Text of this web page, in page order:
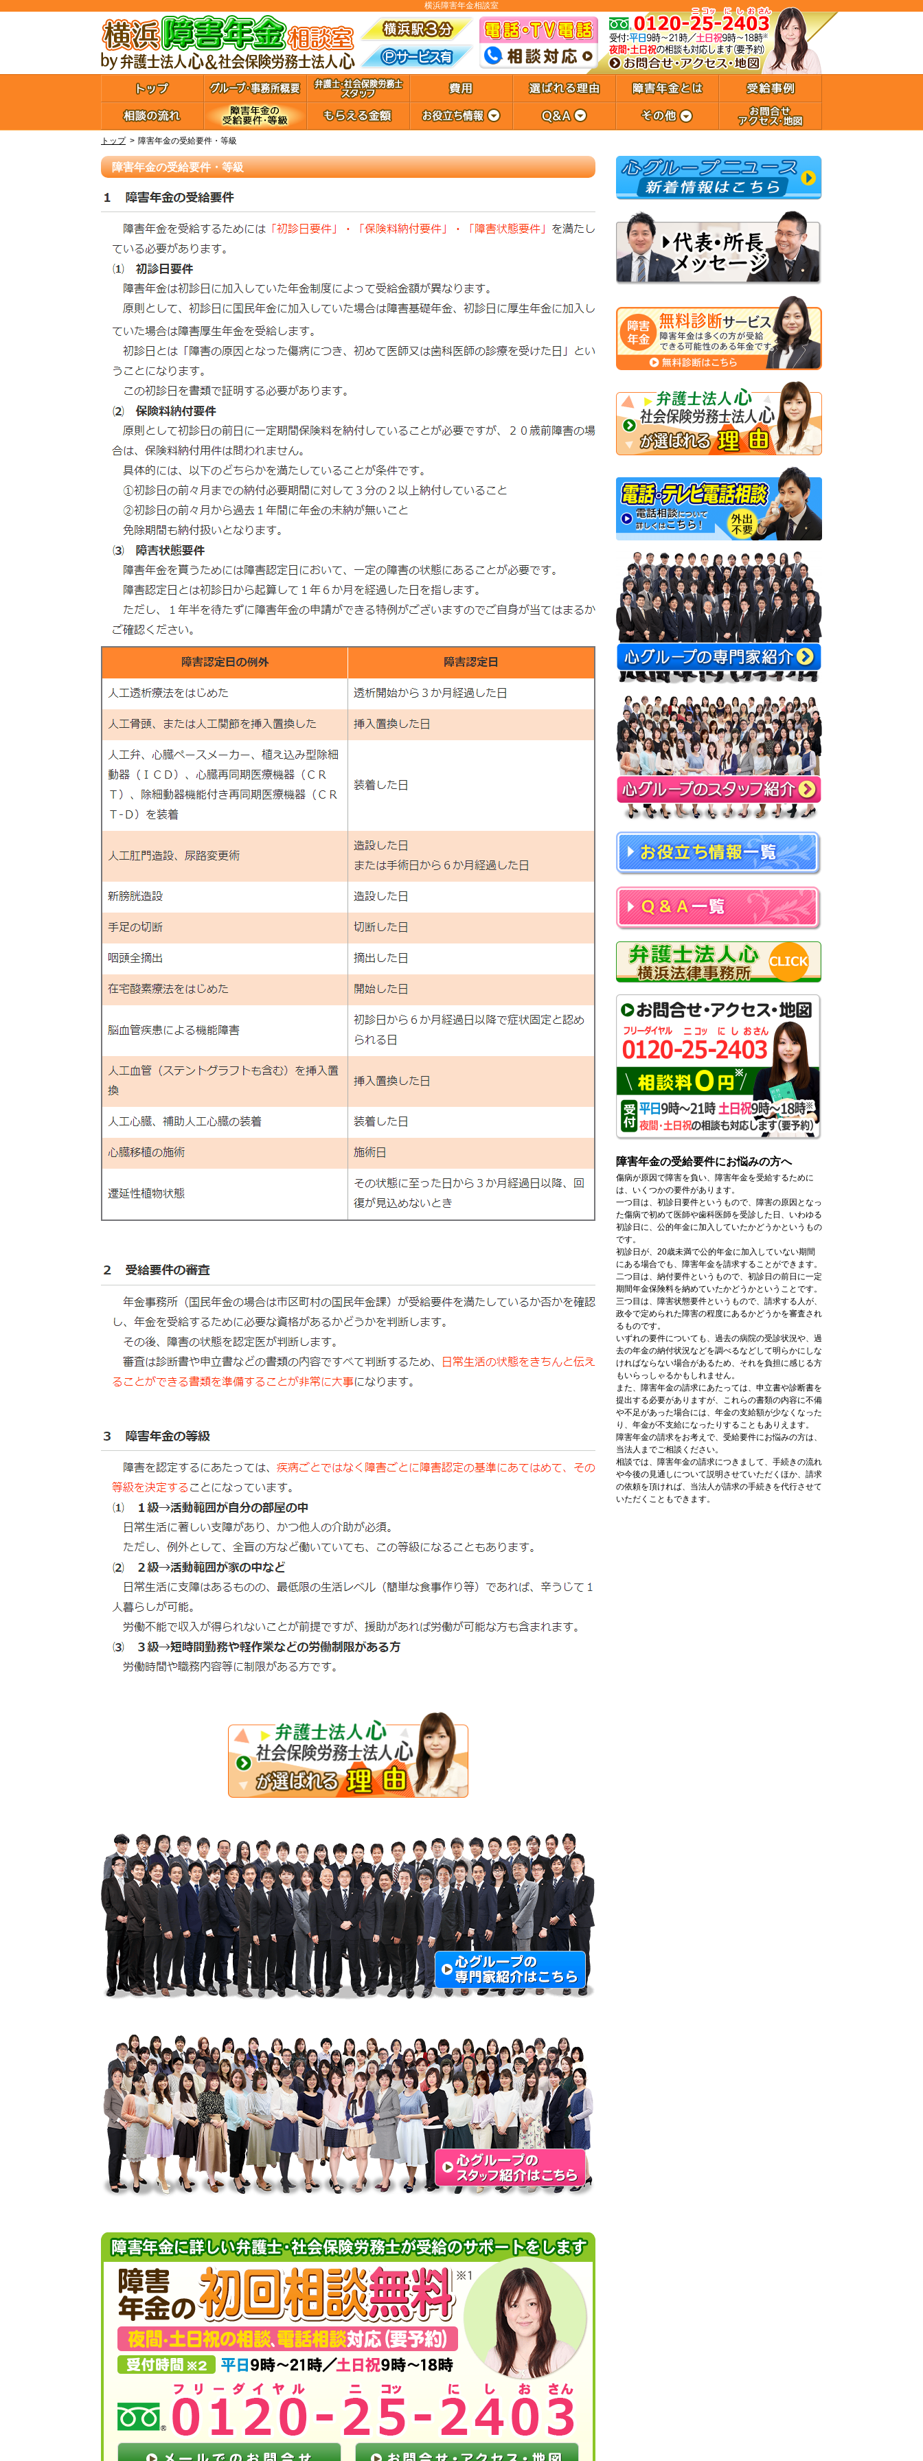
横浜障害年金相談室
トップ 障害年金の受給要件・等級
障害年金の受給要件・等級
障害年金の受給要件にお悩みの方へ
傷病が原因で障害を負い、障害年金を受給するために
は、いくつかの要件があります。
一つ目は、初診日要件というもので、障害の原因となっ
た傷病で初めて医師や歯科医師を受診した日、いわゆる
初診日に、公的年金に加入していたかどうかというもの
です。
初診日が、20歳未満で公的年金に加入していない期間
にある場合でも、障害年金を請求することができます。
二つ目は、納付要件というもので、初診日の前日に一定
期間年金保険料を納めていたかどうかということです。
三つ目は、障害状態要件というもので、請求する人が、
政令で定められた障害の程度にあるかどうかを審査され
るものです。
いずれの要件についても、過去の病院の受診状況や、過
去の年金の納付状況などを調べるなどして明らかにしな
ければならない場合があるため、それを負担に感じる方
もいらっしゃるかもしれません。
また、障害年金の請求にあたっては、申立書や診断書を
提出する必要がありますが、これらの書類の内容に不備
や不足があった場合には、年金の支給額が少なくなった
り、年金が不支給になったりすることもありえます。
障害年金の請求をお考えで、受給要件にお悩みの方は、
当法人までご相談ください。
相談では、障害年金の請求につきまして、手続きの流れ
や今後の見通しについて説明させていただくほか、請求
の依頼を頂ければ、当法人が請求の手続きを代行させて
いただくこともできます。